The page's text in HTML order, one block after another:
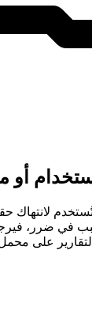
أو
تُستخدم لانتهاك
ضرر، فيرجى